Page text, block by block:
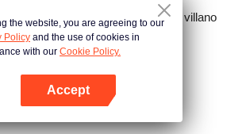
El sistema de auto-salvación del villano
escoria
Mundo de los Inmortales
the website, you are agreeing to our
Policy and the use of cookies in
with our Cookie Policy.
Accept